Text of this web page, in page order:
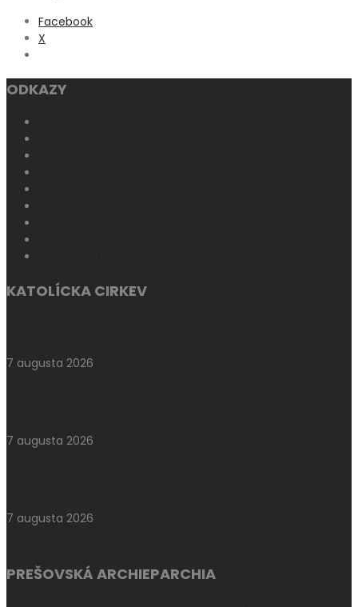
Facebook
X
ODKAZY
KATOLÍCKA CIRKEV
7 augusta 2026
7 augusta 2026
7 augusta 2026
PREŠOVSKÁ ARCHIEPARCHIA